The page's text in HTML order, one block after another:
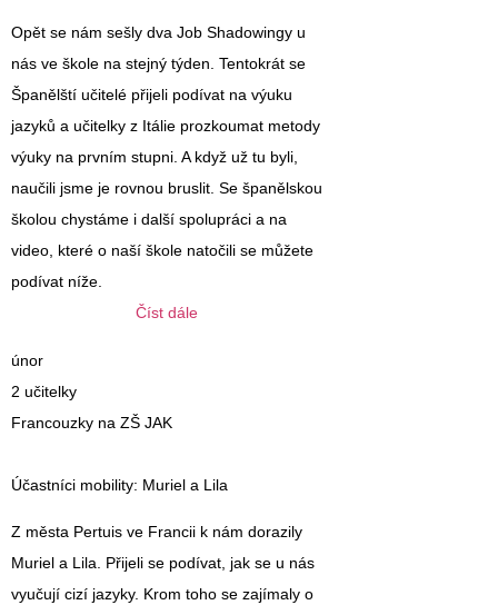
Opět se nám sešly dva Job Shadowingy u
nás ve škole na stejný týden. Tentokrát se
Španělští učitelé přijeli podívat na výuku
jazyků a učitelky z Itálie prozkoumat metody
výuky na prvním stupni. A když už tu byli,
naučili jsme je rovnou bruslit. Se španělskou
školou chystáme i další spolupráci a na
video, které o naší škole natočili se můžete
podívat níže.
Číst dále
únor
2 učitelky
Francouzky na ZŠ JAK
Účastníci mobility: Muriel a Lila
Z města Pertuis ve Francii k nám dorazily
Muriel a Lila. Přijeli se podívat, jak se u nás
vyučují cizí jazyky. Krom toho se zajímaly o